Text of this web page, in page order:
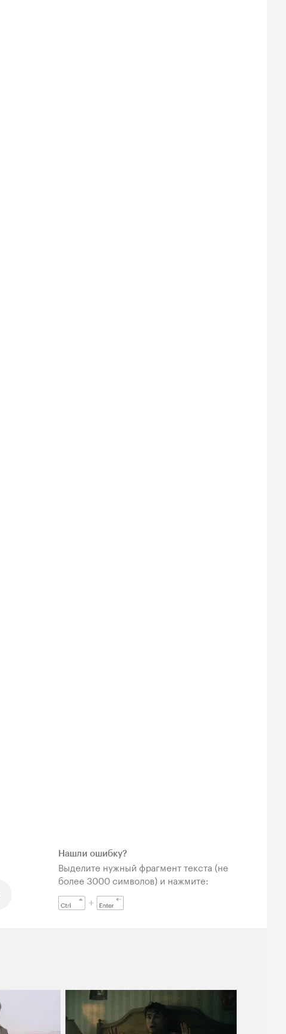
Нашли ошибку?
Выделите нужный фрагмент текста (не
более 3000 символов) и нажмите: